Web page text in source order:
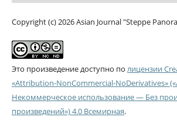
Copyright (c) 2026 Asian Journal "Steppe
Это произведение доступно по лицензии
«Attribution-NonCommercial-NoDerivatives»
Некоммерческое использование — Без
произведений») 4.0 Всемирная.